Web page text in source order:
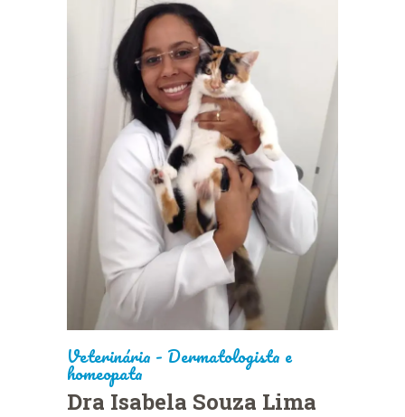
CLÍNICA
VETERINÁRIOS
SERVIÇOS
BLOG
Veterinária - Dermatologista e
homeopata
Dra Isabela Souza Lima